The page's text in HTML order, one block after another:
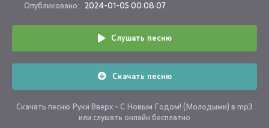
Опубликовано: 2024-01-05 00:08:07
Слушать песню
Скачать песню
Скачать песню Руки Вверх - С Новым Годом! (Молодыми) в mp3
или слушать онлайн бесплатно